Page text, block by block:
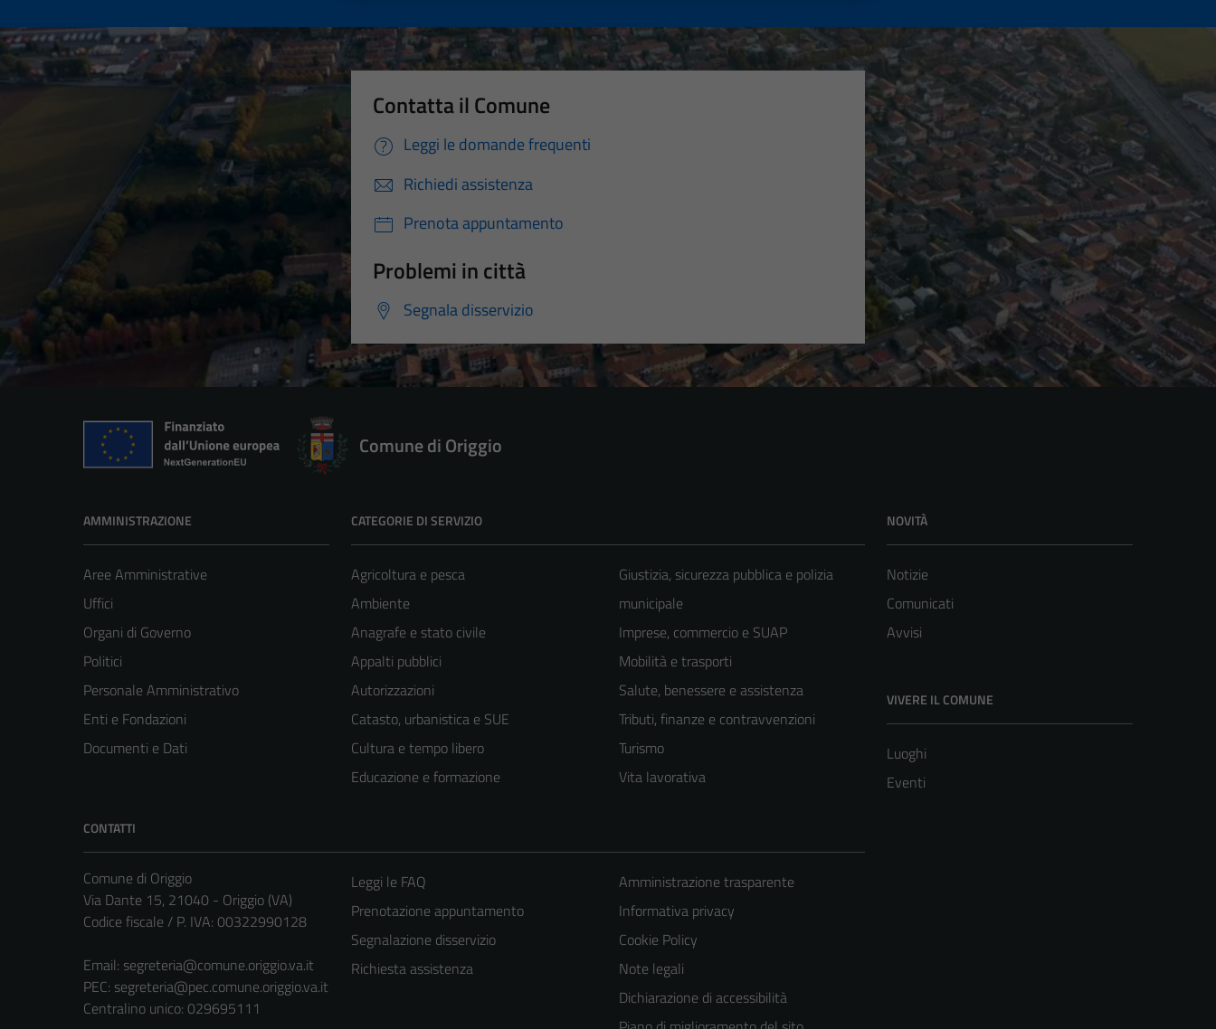
Contatta il Comune
Leggi le domande frequenti
Richiedi assistenza
Prenota appuntamento
Problemi in città
Segnala disservizio
Comune di Origgio
AMMINISTRAZIONE
Aree Amministrative
Uffici
Organi di Governo
Politici
Personale Amministrativo
Enti e Fondazioni
Documenti e Dati
CATEGORIE DI SERVIZIO
Agricoltura e pesca
Ambiente
Anagrafe e stato civile
Appalti pubblici
Autorizzazioni
Catasto, urbanistica e SUE
Cultura e tempo libero
Educazione e formazione
Giustizia, sicurezza pubblica e polizia
municipale
Imprese, commercio e SUAP
Mobilità e trasporti
Salute, benessere e assistenza
Tributi, finanze e contravvenzioni
Turismo
Vita lavorativa
NOVITÀ
Notizie
Comunicati
Avvisi
VIVERE IL COMUNE
Luoghi
Eventi
CONTATTI
Comune di Origgio
Via Dante 15, 21040 - Origgio (VA)
Codice fiscale / P. IVA: 00322990128
Email: segreteria@comune.origgio.va.it
PEC: segreteria@pec.comune.origgio.va.it
Centralino unico: 029695111
Leggi le FAQ
Prenotazione appuntamento
Segnalazione disservizio
Richiesta assistenza
Amministrazione trasparente
Informativa privacy
Cookie Policy
Note legali
Dichiarazione di accessibilità